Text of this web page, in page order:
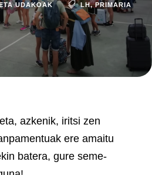
UDAKOAK LH, PRIMARIA
azkenik, iritsi zen
ere amaitu
batera, gure seme-